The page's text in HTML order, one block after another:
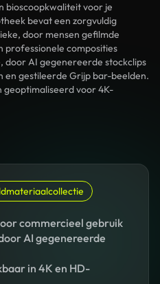
bioscoopkwaliteit voor je
bevat een zorgvuldig
door mensen gefilmde
professionele composities
door AI gegenereerde stockclips
gestileerde Grijp bar-beelden.
geoptimaliseerd voor 4K-
commercieel gebruik
AI gegenereerde
in 4K en HD-